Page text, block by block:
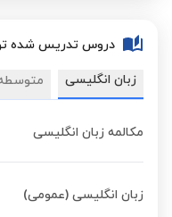
دروس تدریس شده
زبان انگلیسی
مکالمه زبان انگلیسی
زبان انگلیسی (عمومی)